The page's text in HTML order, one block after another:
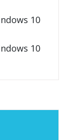
10
10